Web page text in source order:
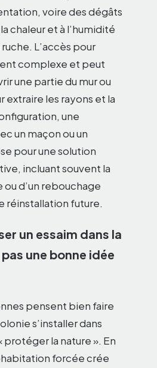
voire des dégâts
chaleur et à l’humidité
L’accès pour
complexe et peut
une partie du mur ou
extraire les rayons et la
une
un maçon ou un
pour une solution
incluant souvent la
ou d’un rebouchage
réinstallation future.
un essaim dans la
une bonne idée
pensent bien faire
s’installer dans
protéger la nature ». En
forcée crée